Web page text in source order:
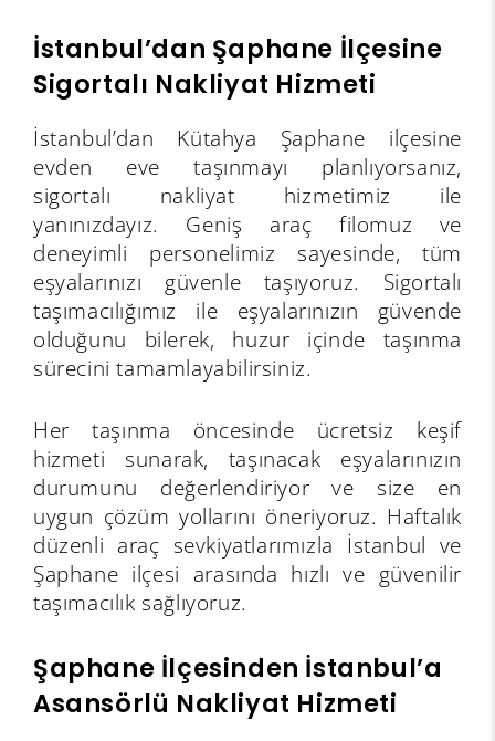
İstanbul’dan Şaphane İlçesine
Sigortalı Nakliyat Hizmeti
İstanbul’dan Kütahya Şaphane ilçesine
evden eve taşınmayı planlıyorsanız,
sigortalı nakliyat hizmetimiz ile
yanınızdayız. Geniş araç filomuz ve
deneyimli personelimiz sayesinde, tüm
eşyalarınızı güvenle taşıyoruz. Sigortalı
taşımacılığımız ile eşyalarınızın güvende
olduğunu bilerek, huzur içinde taşınma
sürecini tamamlayabilirsiniz.
Her taşınma öncesinde ücretsiz keşif
hizmeti sunarak, taşınacak eşyalarınızın
durumunu değerlendiriyor ve size en
uygun çözüm yollarını öneriyoruz. Haftalık
düzenli araç sevkiyatlarımızla İstanbul ve
Şaphane ilçesi arasında hızlı ve güvenilir
taşımacılık sağlıyoruz.
Şaphane İlçesinden İstanbul’a
Asansörlü Nakliyat Hizmeti